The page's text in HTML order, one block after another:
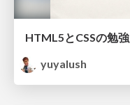
HTML5とCSSの勉強
yuyalush